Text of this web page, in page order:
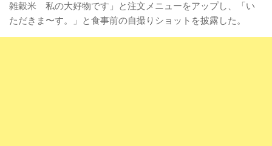
雑穀米 私の大好物です」と注文メニューをアップし、「い
ただきま〜す。」と食事前の自撮りショットを披露した。